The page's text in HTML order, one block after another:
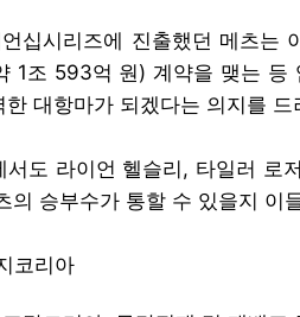
십시리즈에 진출했던 메츠는
1조 593억 원) 계약을 맺는 등
대항마가 되겠다는 의지를 드
서도 라이언 헬슬리, 타일러 로
의 승부수가 통할 수 있을지 이
코리아